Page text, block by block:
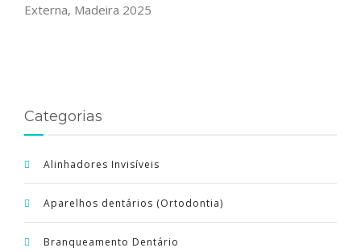
Externa, Madeira 2025
Categorias
Alinhadores Invisíveis
Aparelhos dentários (Ortodontia)
Branqueamento Dentário